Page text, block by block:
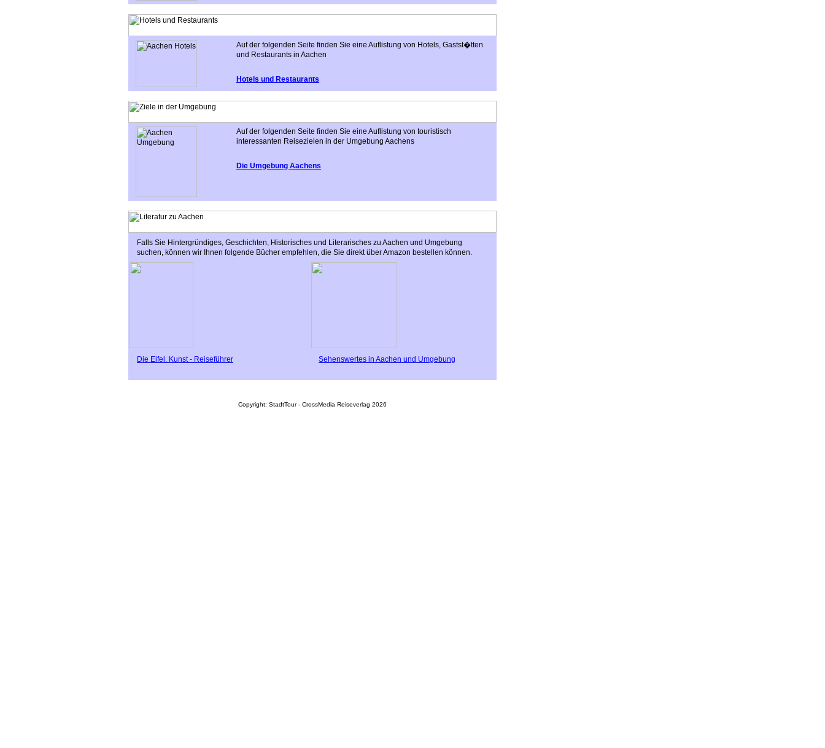
Auf der folgenden Seite finden Sie eine Auflistung von Hotels, Gastst�tten
und Restaurants in Aachen
Hotels und Restaurants
Auf der folgenden Seite finden Sie eine Auflistung von touristisch
interessanten Reisezielen in der Umgebung Aachens
Die Umgebung Aachens
Falls Sie Hintergründiges, Geschichten, Historisches und Literarisches zu Aachen und Umgebung
suchen, können wir Ihnen folgende Bücher empfehlen, die Sie direkt über Amazon bestellen können.
Die Eifel. Kunst - Reiseführer Sehenswertes in Aachen und Umgebung
Copyright: StadtTour - CrossMedia Reiseverlag 2026